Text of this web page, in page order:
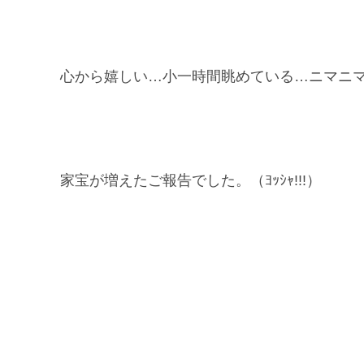
心から嬉しい…小一時間眺めている…ニマニ
家宝が増えたご報告でした。（ﾖｯｼｬ!!!）